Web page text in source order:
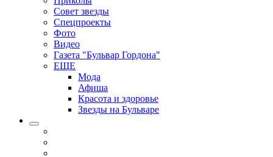
Совет звезды
Спецпроекты
Фото
Видео
Газета "Бульвар Гордона"
ЕЩЕ
Мода
Афиша
Красота и здоровье
Звезды на Бульваре